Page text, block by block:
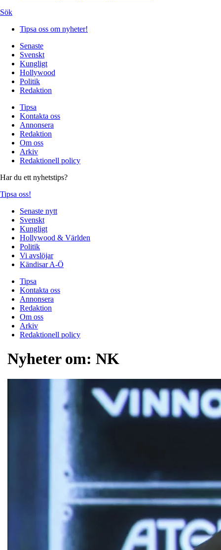
Sök
Tipsa oss om nyheter!
Senaste
Svenskt
Kungligt
Hollywood
Politik
Redaktion
Tipsa
Kontakta oss
Annonsera
Redaktion
Om oss
Arkiv
Redaktionell policy
Har du ett nyhetstips?
Tipsa oss!
Senaste nytt
Svenskt
Kungligt
Hollywood & Världen
Politik
Vi avslöjar
Kändisar A-Ö
Tipsa
Kontakta oss
Annonsera
Redaktion
Om oss
Arkiv
Redaktionell policy
Nyheter om: NK